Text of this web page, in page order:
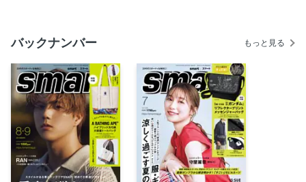
TOKYO FASHION TRIBE VOL.350 MITO YOKOTA
山本彩の今日、何してる？
生の歌声と空気感を届ける!?ボカロP「雪乃イト」さんから
目を離すな！
SPECIAL PRESENT!
次号予告
バックナンバー もっと見る